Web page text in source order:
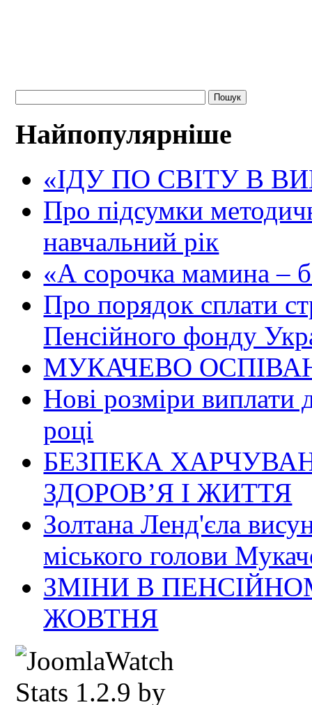
Найпопулярніше
«ІДУ ПО СВІТУ В
Про підсумки
навчальний рік
«А сорочка мамина –
Про порядок сплати
Пенсійного фонду
МУКАЧЕВО
Нові розміри виплати
році
БЕЗПЕКА
ЗДОРОВ’Я І ЖИТТЯ
Золтана Ленд'єла
міського голови
ЗМІНИ В
ЖОВТНЯ